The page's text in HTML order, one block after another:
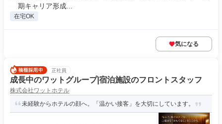
期キャリア形成...
在宅OK
気になる
正社員
成長中のワットグループ|宿泊施設のフロントスタッフ
株式会社ワットホテル
未経験からホテルの顔へ。「温かい接客」を大切にしています。